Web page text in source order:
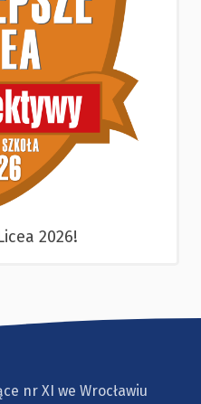
2026!
nr XI we Wrocławiu